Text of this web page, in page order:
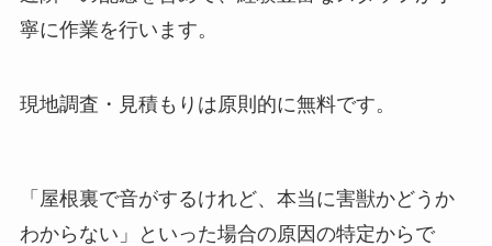
寧に作業を行います。
現地調査・見積もりは原則的に無料です。
「屋根裏で音がするけれど、本当に害獣かどうか
わからない」といった場合の原因の特定からで